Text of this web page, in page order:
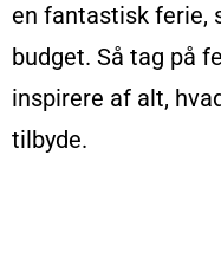
en fantastisk ferie,
budget. Så tag på
inspirere af alt,
tilbyde.